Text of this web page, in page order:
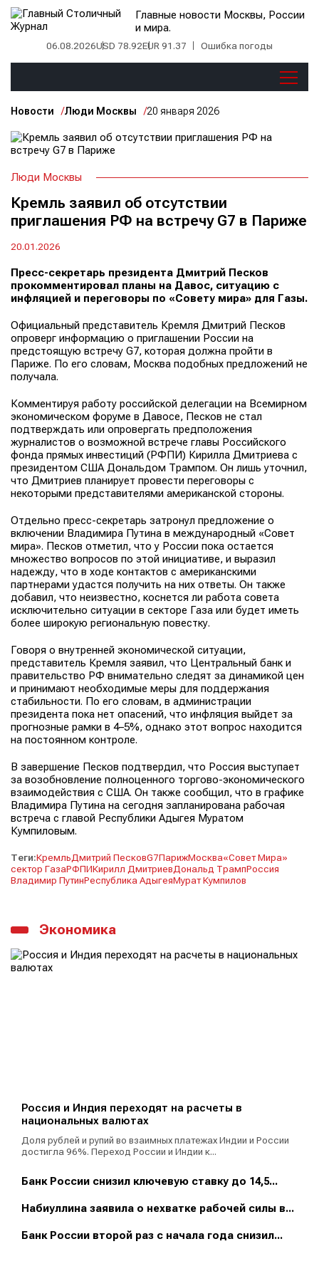
Главные новости Москвы, России
и мира.
06.08.2026USD 78.92EUR 91.37 Ошибка погоды
Новости Люди Москвы 20 января 2026
Люди Москвы
Кремль заявил об отсутствии
приглашения РФ на встречу G7 в Париже
20.01.2026
Пресс-секретарь президента Дмитрий Песков
прокомментировал планы на Давос, ситуацию с
инфляцией и переговоры по «Совету мира» для Газы.
Официальный представитель Кремля Дмитрий Песков
опроверг информацию о приглашении России на
предстоящую встречу G7, которая должна пройти в
Париже. По его словам, Москва подобных предложений не
получала.
Комментируя работу российской делегации на Всемирном
экономическом форуме в Давосе, Песков не стал
подтверждать или опровергать предположения
журналистов о возможной встрече главы Российского
фонда прямых инвестиций (РФПИ) Кирилла Дмитриева с
президентом США Дональдом Трампом. Он лишь уточнил,
что Дмитриев планирует провести переговоры с
некоторыми представителями американской стороны.
Отдельно пресс-секретарь затронул предложение о
включении Владимира Путина в международный «Совет
мира». Песков отметил, что у России пока остается
множество вопросов по этой инициативе, и выразил
надежду, что в ходе контактов с американскими
партнерами удастся получить на них ответы. Он также
добавил, что неизвестно, коснется ли работа совета
исключительно ситуации в секторе Газа или будет иметь
более широкую региональную повестку.
Говоря о внутренней экономической ситуации,
представитель Кремля заявил, что Центральный банк и
правительство РФ внимательно следят за динамикой цен
и принимают необходимые меры для поддержания
стабильности. По его словам, в администрации
президента пока нет опасений, что инфляция выйдет за
прогнозные рамки в 4–5%, однако этот вопрос находится
на постоянном контроле.
В завершение Песков подтвердил, что Россия выступает
за возобновление полноценного торгово-экономического
взаимодействия с США. Он также сообщил, что в графике
Владимира Путина на сегодня запланирована рабочая
встреча с главой Республики Адыгея Муратом
Кумпиловым.
Теги:КремльДмитрий ПесковG7ПарижМосква«Совет Мира»
сектор ГазаРФПИКирилл ДмитриевДональд ТрампРоссия
Владимир ПутинРеспублика АдыгеяМурат Кумпилов
Экономика
Россия и Индия переходят на расчеты в
национальных валютах
Доля рублей и рупий во взаимных платежах Индии и России
достигла 96%. Переход России и Индии к...
Банк России снизил ключевую ставку до 14,5...
Набиуллина заявила о нехватке рабочей силы в...
Банк России второй раз с начала года снизил...